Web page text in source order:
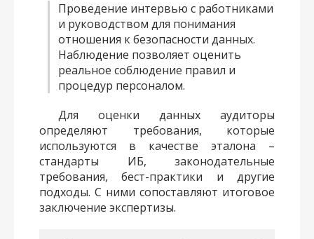
Проведение интервью с работниками
и руководством для понимания
отношения к безопасности данных.
Наблюдение позволяет оценить
реальное соблюдение правил и
процедур персоналом.
Для оценки данных аудиторы
определяют требования, которые
используются в качестве эталона –
стандарты ИБ, законодательные
требования, бест-практики и другие
подходы. С ними сопоставляют итоговое
заключение экспертизы.